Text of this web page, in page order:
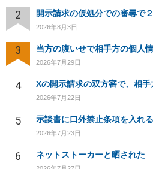
2
2026年8月3日
3
2026年7月29日
4
2026年7月22日
5 示談書に口外禁止条項を入れ
2026年7月23日
6 ネットストーカーと晒された